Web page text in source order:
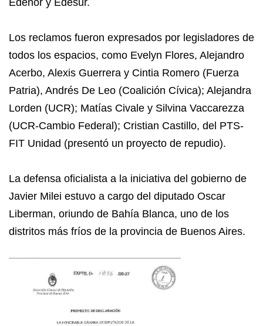
Edenor y Edesur.
Los reclamos fueron expresados por legisladores de
todos los espacios, como Evelyn Flores, Alejandro
Acerbo, Alexis Guerrera y Cintia Romero (Fuerza
Patria), Andrés De Leo (Coalición Cívica); Alejandra
Lorden (UCR); Matías Civale y Silvina Vaccarezza
(UCR-Cambio Federal); Cristian Castillo, del PTS-
FIT Unidad (presentó un proyecto de repudio).
La defensa oficialista a la iniciativa del gobierno de
Javier Milei estuvo a cargo del diputado Oscar
Liberman, oriundo de Bahía Blanca, uno de los
distritos más fríos de la provincia de Buenos Aires.